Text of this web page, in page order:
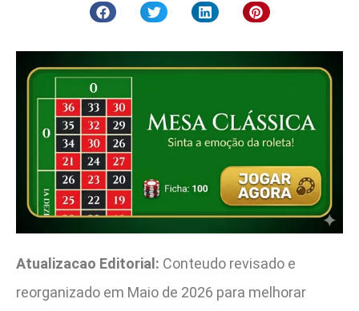
Atualizacao Editorial: Conteudo revisado e
reorganizado em Maio de 2026 para melhorar